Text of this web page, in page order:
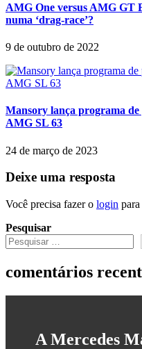
AMG One versus AMG GT
numa ‘drag-race’?
9 de outubro de 2022
Mansory lança programa de
AMG SL 63
24 de março de 2023
Deixe uma resposta
Você precisa fazer o login
Pesquisar
comentários
A Mercedes